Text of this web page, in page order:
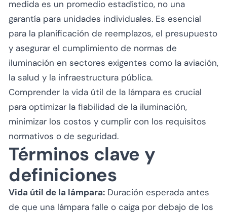
medida es un promedio estadístico, no una
garantía para unidades individuales. Es esencial
para la planificación de reemplazos, el presupuesto
y asegurar el cumplimiento de normas de
iluminación en sectores exigentes como la aviación,
la salud y la infraestructura pública.
Comprender la vida útil de la lámpara es crucial
para optimizar la fiabilidad de la iluminación,
minimizar los costos y cumplir con los requisitos
normativos o de seguridad.
Términos clave y
definiciones
Vida útil de la lámpara: Duración esperada antes
de que una lámpara falle o caiga por debajo de los